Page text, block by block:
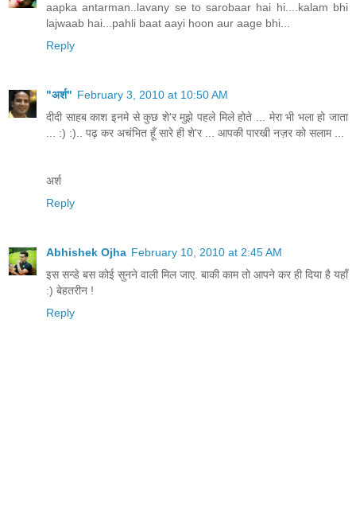
aapka antarman..lavany se to sarobaar hai hi....kalam bhi
lajwaab hai...pahli baat aayi hoon aur aage bhi...
Reply
"अर्श" February 3, 2010 at 10:50 AM
दीदी साहब काश इनमे से कुछ शे'र मुझे पहले मिले होते ... मेरा भी भला हो जाता
... :) :).. पढ़ कर अचंभित हूँ सारे ही शे'र ... आपकी पारखी नज़र को सलाम ...
अर्श
Reply
Abhishek Ojha February 10, 2010 at 2:45 AM
इस सन्डे बस कोई सुनने वाली मिल जाए. बाकी काम तो आपने कर ही दिया है यहाँ
:) बेहतरीन !
Reply